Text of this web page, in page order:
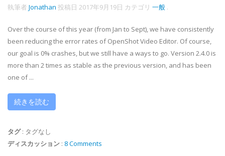
執筆者 Jonathan 投稿日 2017年9月19日 カテゴリ 一般 .
Over the course of this year (from Jan to Sept), we have consistently
been reducing the error rates of OpenShot Video Editor. Of course,
our goal is 0% crashes, but we still have a ways to go. Version 2.4.0 is
more than 2 times as stable as the previous version, and has been
one of ...
続きを読む
タグ: タグなし
ディスカッション : 8 Comments